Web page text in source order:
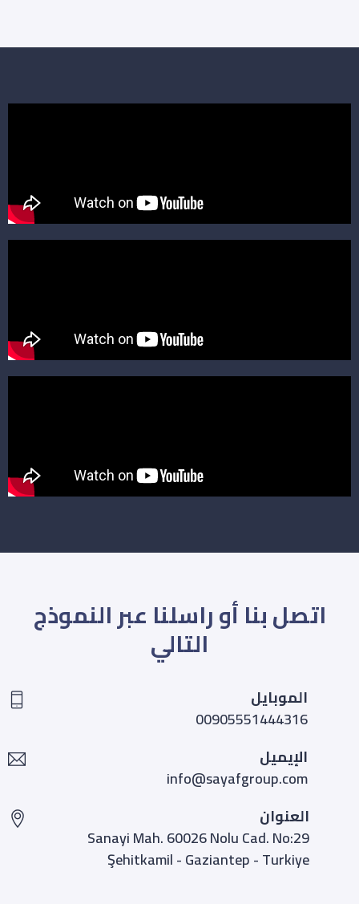
اتصل بنا أو راسلنا عبر النموذج
التالي
الموبايل
00905551444316
الإيميل
info@sayafgroup.com
العنوان
Sanayi Mah. 60026 Nolu Cad. No:29
Şehitkamil - Gaziantep - Turkiye